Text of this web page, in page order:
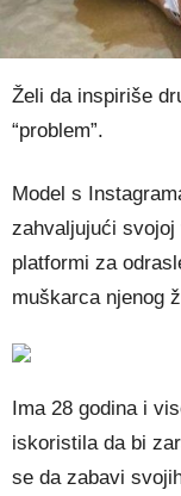
Želi da inspiriše
“problem”.
Model s
zahvaljujući
platformi za
muškarca njenog
Ima 28 godina i
iskoristila da bi
se da zabavi